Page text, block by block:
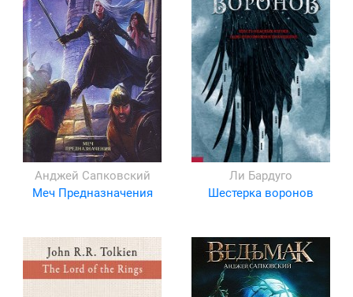
Анджей Сапковский
Меч Предназначения
Ли Бардуго
Шестерка воронов